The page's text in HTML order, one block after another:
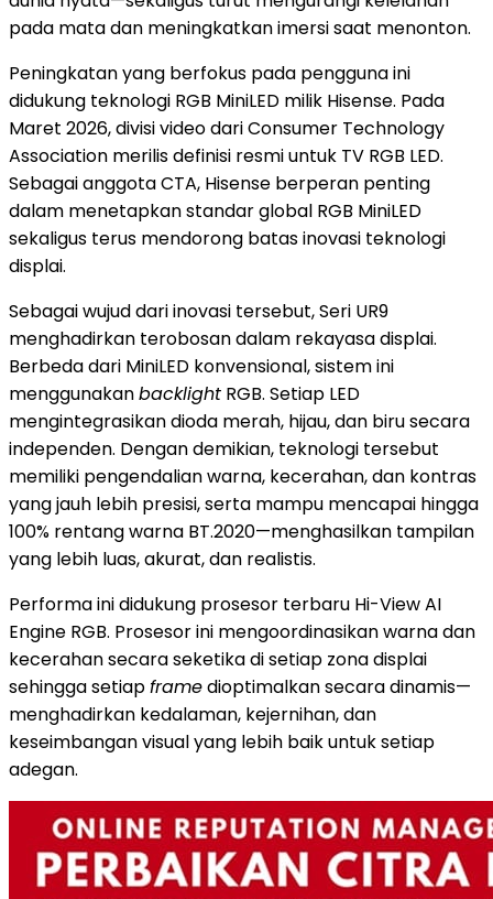
pada mata dan meningkatkan imersi saat menonton.
Peningkatan yang berfokus pada pengguna ini
didukung teknologi RGB MiniLED milik Hisense. Pada
Maret 2026, divisi video dari Consumer Technology
Association merilis definisi resmi untuk TV RGB LED.
Sebagai anggota CTA, Hisense berperan penting
dalam menetapkan standar global RGB MiniLED
sekaligus terus mendorong batas inovasi teknologi
displai.
Sebagai wujud dari inovasi tersebut, Seri UR9
menghadirkan terobosan dalam rekayasa displai.
Berbeda dari MiniLED konvensional, sistem ini
menggunakanbacklight RGB. Setiap LED
mengintegrasikan dioda merah, hijau, dan biru secara
independen. Dengan demikian, teknologi tersebut
memiliki pengendalian warna, kecerahan, dan kontras
yang jauh lebih presisi, serta mampu mencapai hingga
100% rentang warna BT.2020—menghasilkan tampilan
yang lebih luas, akurat, dan realistis.
Performa ini didukung prosesor terbaru Hi-View AI
Engine RGB. Prosesor ini mengoordinasikan warna dan
kecerahan secara seketika di setiap zona displai
sehingga setiapframedioptimalkan secara dinamis—
menghadirkan kedalaman, kejernihan, dan
keseimbangan visual yang lebih baik untuk setiap
adegan.